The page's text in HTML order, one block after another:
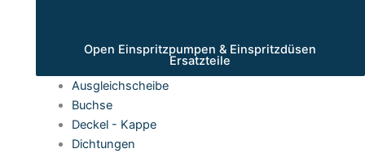
Open Einspritzpumpen & Einspritzdüsen
Ersatzteile
Ausgleichscheibe
Buchse
Deckel - Kappe
Dichtungen